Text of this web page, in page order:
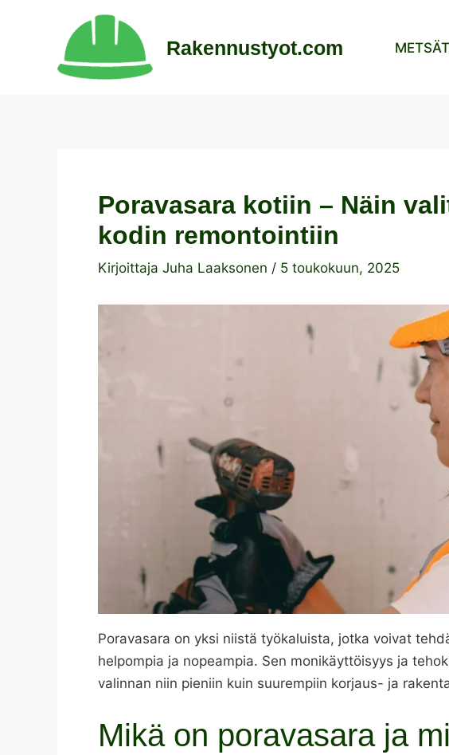
Rakennustyot.com
Poravasara kotiin – Näin
kodin remontointiin
Kirjoittaja Juha Laaksonen / 5 toukokuun, 2025
Poravasara on yksi niistä työkaluista, jotka voivat
helpompia ja nopeampia. Sen monikäyttöisyys ja
valinnan niin pieniin kuin suurempiin korjaus- ja
Mikä on poravasara ja